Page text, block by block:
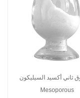
ثاني أكسيد السيليكون
Mesoporous